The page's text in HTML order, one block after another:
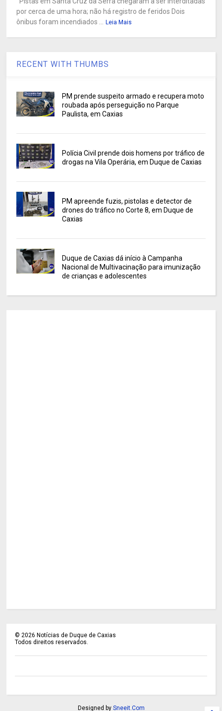
por cerca de uma hora; não há registro de feridos Dois
ônibus foram incendiados ...
Leia Mais
RECENT WITH THUMBS
PM prende suspeito armado e recupera moto
roubada após perseguição no Parque
Paulista, em Caxias
Polícia Civil prende dois homens por tráfico de
drogas na Vila Operária, em Duque de Caxias
PM apreende fuzis, pistolas e detector de
drones do tráfico no Corte 8, em Duque de
Caxias
Duque de Caxias dá início à Campanha
Nacional de Multivacinação para imunização
de crianças e adolescentes
©2026 Notícias de Duque de Caxias
Todos direitos reservados.
Designed by Sneeit.Com